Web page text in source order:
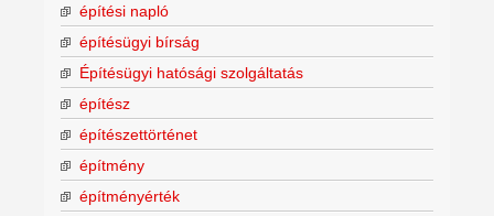
építési napló
építésügyi bírság
Építésügyi hatósági szolgáltatás
építész
építészettörténet
építmény
építményérték